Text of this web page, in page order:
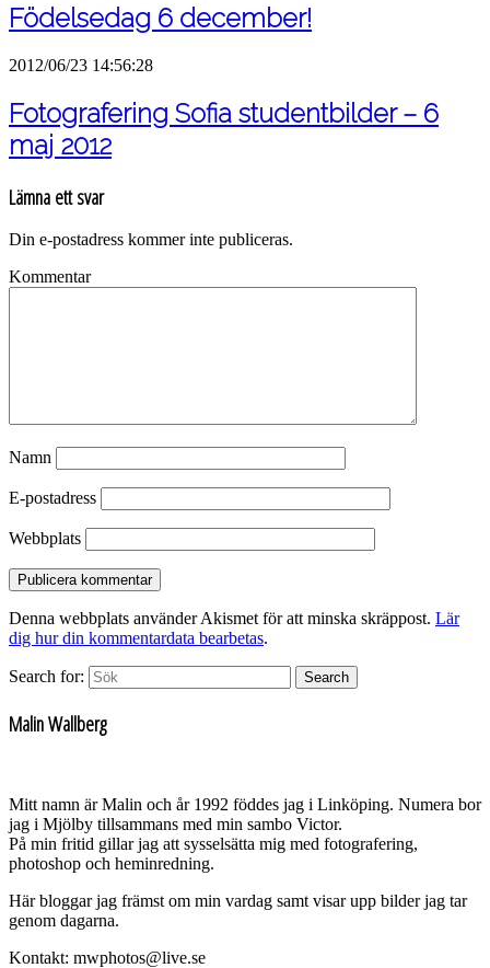
Födelsedag 6 december!
2012/06/23 14:56:28
Fotografering Sofia studentbilder – 6
maj 2012
Lämna ett svar
Din e-postadress kommer inte publiceras.
Kommentar
Namn
E-postadress
Webbplats
Denna webbplats använder Akismet för att minska skräppost. Lär
dig hur din kommentardata bearbetas.
Search for: Search
Malin Wallberg
Mitt namn är Malin och år 1992 föddes jag i Linköping. Numera bor
jag i Mjölby tillsammans med min sambo Victor.
På min fritid gillar jag att sysselsätta mig med fotografering,
photoshop och heminredning.
Här bloggar jag främst om min vardag samt visar upp bilder jag tar
genom dagarna.
Kontakt: mwphotos@live.se